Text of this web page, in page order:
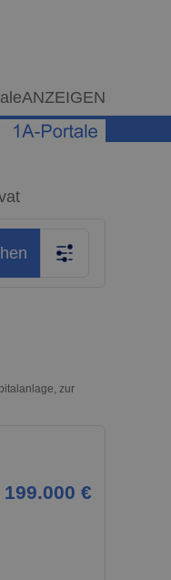
zur
199.000 €